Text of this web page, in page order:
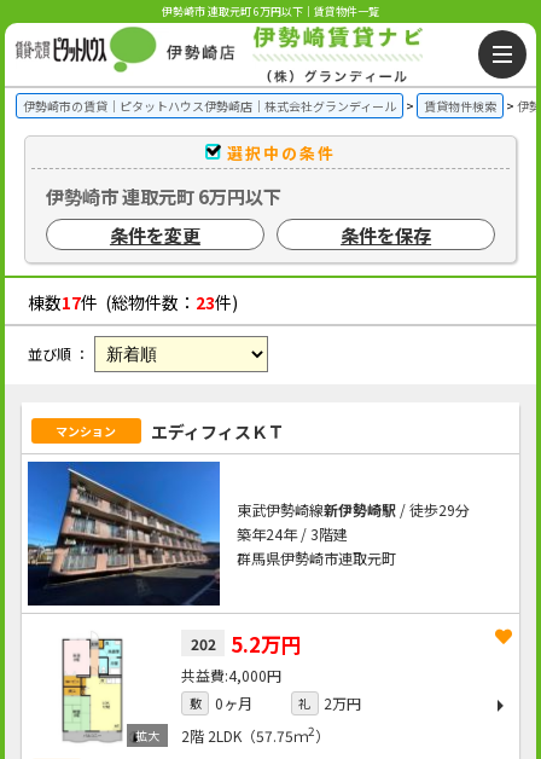
伊勢崎市 連取元町 6万円以下｜賃貸物件一覧
伊勢崎市の賃貸｜ピタットハウス伊勢崎店｜株式会社グランディール 賃貸物件検索 伊
選択中の条件
伊勢崎市 連取元町 6万円以下
条件を変更
条件を保存
棟数17件 (総物件数： 23件)
並び順 ：
マンション エディフィスＫＴ
東武伊勢崎線新伊勢崎駅/ 徒歩29分
築年24年 / 3階建
群馬県伊勢崎市連取元町
202 5.2万円
4,000円
敷 0ヶ月 礼
2万円
2階 2LDK（57.75ｍ2）